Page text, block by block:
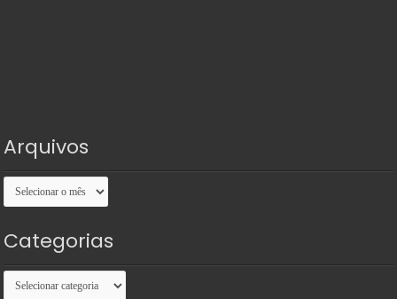
Arquivos
Arquivos
Categorias
Categorias